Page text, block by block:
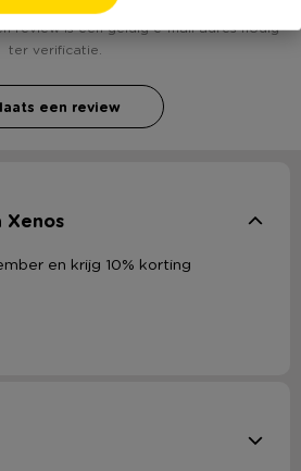
review is een geldig e-mail adres nodig
ter verificatie.
een review
Xenos
en krijg 10% korting